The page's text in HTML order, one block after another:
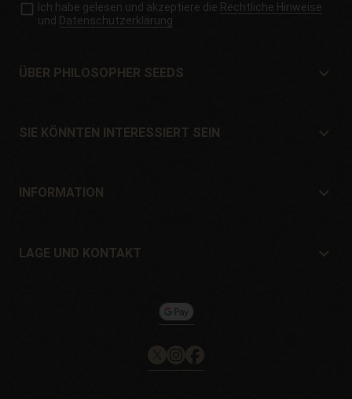
Ich habe gelesen und akzeptiere die Rechtliche Hinweise
und Datenschutzerklärung
ÜBER PHILOSOPHER SEEDS
Lage und Kontakt
SIE KÖNNTEN INTERESSIERT SEIN
Angebote
INFORMATION
Garantien und Rücksendungen
LAGE UND KONTAKT
Pol. Industrial Pont del Príncep
Email: info@philosopherseeds.com